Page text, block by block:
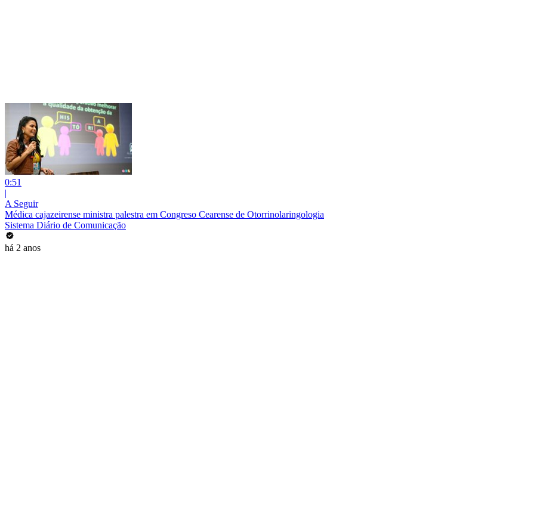
0:51
|
A Seguir
Médica cajazeirense ministra palestra em Congreso Cearense de Otorrinolaringologia
Sistema Diário de Comunicação
há 2 anos